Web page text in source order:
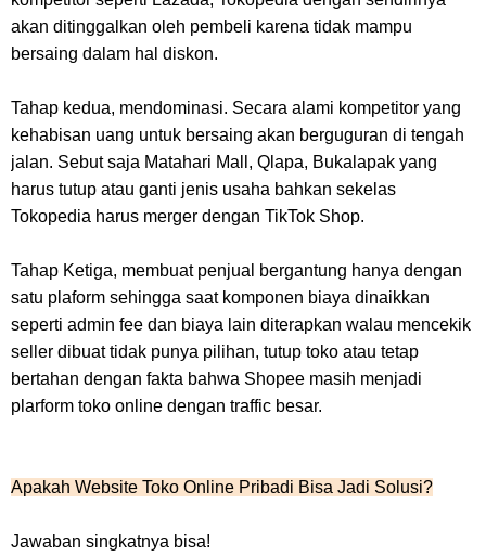
akan ditinggalkan oleh pembeli karena tidak mampu
bersaing dalam hal diskon.
Tahap kedua, mendominasi. Secara alami kompetitor yang
kehabisan uang untuk bersaing akan berguguran di tengah
jalan. Sebut saja Matahari Mall, Qlapa, Bukalapak yang
harus tutup atau ganti jenis usaha bahkan sekelas
Tokopedia harus merger dengan TikTok Shop.
Tahap Ketiga, membuat penjual bergantung hanya dengan
satu plaform sehingga saat komponen biaya dinaikkan
seperti admin fee dan biaya lain diterapkan walau mencekik
seller dibuat tidak punya pilihan, tutup toko atau tetap
bertahan dengan fakta bahwa Shopee masih menjadi
plarform toko online dengan traffic besar.
Apakah Website Toko Online Pribadi Bisa Jadi Solusi?
Jawaban singkatnya bisa!